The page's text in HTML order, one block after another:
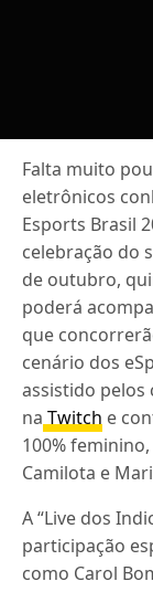
Falta muito
eletrônicos
Esports Brasil
celebração do
de outubro,
poderá
que
cenário dos
assistido pelos
na Twitch e
100%
Camilota e
A “Live dos
participação
como Carol